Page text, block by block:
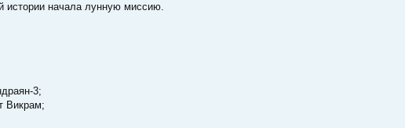
истории начала лунную миссию.
3;
Викрам;